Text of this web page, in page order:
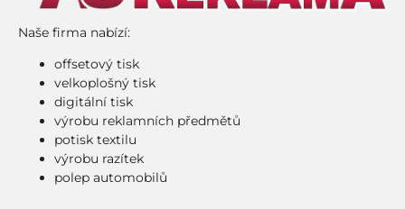
Naše firma nabízí:
offsetový tisk
velkoplošný tisk
digitální tisk
výrobu reklamních předmětů
potisk textilu
výrobu razítek
polep automobilů